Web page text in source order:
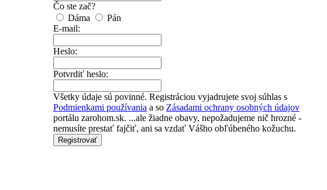
Čo ste zač?
Dáma
Pán
E-mail:
Heslo:
Potvrdiť heslo:
Všetky údaje sú povinné. Registráciou vyjadrujete svoj súhlas s
Podmienkami používania a so Zásadami ochrany osobných údajov
portálu zarohom.sk. ...ale žiadne obavy, nepožadujeme nič hrozné -
nemusíte prestať fajčiť, ani sa vzdať Vášho obľúbeného kožuchu.